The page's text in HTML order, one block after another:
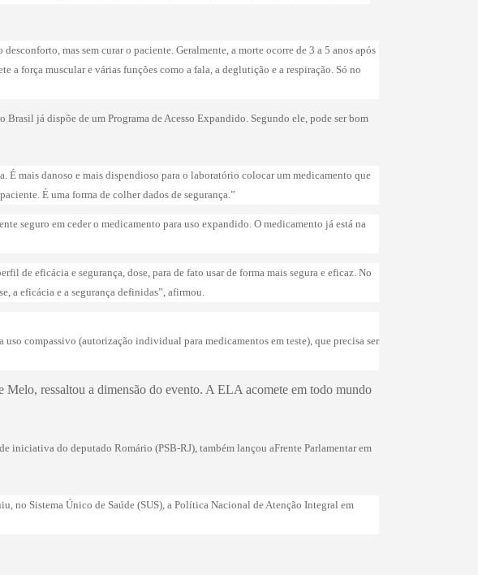
mas sem curar o paciente. Geralmente, a morte ocorre de 3 a 5 anos após
a força muscular e várias funções como a fala, a deglutição e a respiração. Só no
já dispõe de um Programa de Acesso Expandido. Segundo ele, pode ser bom
É mais danoso e mais dispendioso para o laboratório colocar um medicamento que
É uma forma de colher dados de segurança.”
seguro em ceder o medicamento para uso expandido. O medicamento já está na
de eficácia e segurança, dose, para de fato usar de forma mais segura e eficaz. No
a eficácia e a segurança definidas”, afirmou.
compassivo (autorização individual para medicamentos em teste), que precisa ser
ressaltou a dimensão do evento. A ELA acomete em todo mundo
iniciativa do deputado Romário (PSB-RJ), também lançou aFrente Parlamentar em
no Sistema Único de Saúde (SUS), a Política Nacional de Atenção Integral em